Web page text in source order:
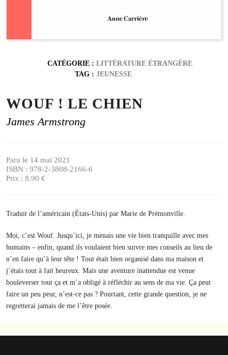
CATÉGORIE : LITTÉRATURE ÉTRANGÈRE
TAG : JEUNESSE
WOUF ! LE CHIEN
James Armstrong
Paru le 14 mai 2021
ISBN : 978-2-3808-2166-6
Prix : 8.90 €
Traduit de l’américain (États-Unis) par Marie de Prémonville.
Moi, c’est Wouf. Jusqu’ici, je menais une vie bien tranquille avec mes
humains – enfin, quand ils voulaient bien suivre mes conseils au lieu de
n’en faire qu’à leur tête ! Tout était bien organisé dans ma maison et
j’étais tout à fait heureux. Mais une aventure inattendue est venue
bouleverser tout ça et m’a obligé à réfléchir au sens de ma vie. Ça peut
faire un peu peur, n’est-ce pas ? Pourtant, cette grande question, je ne
regretterai jamais de me l’être posée.